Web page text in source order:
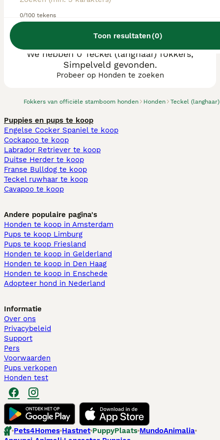
0/100 tekens
Toon resultaten(0)
Fokkers van officiële stamboom honden Honden Teckel (langhaar)
We hebben 0 Teckel (langhaar) fokkers,
Simpelveld gevonden.
Probeer op Honden te zoeken
Puppies en pups te koop
Engelse Cocker Spaniel te koop
Cockapoo te koop
Labrador Retriever te koop
Duitse Herder te koop
Franse Bulldog te koop
Teckel ruwhaar te koop
Cavapoo te koop
Andere populaire pagina's
Honden te koop in Amsterdam
Pups te koop Limburg​
Pups te koop Friesland​
Honden te koop in Gelderland
Honden te koop in Den Haag
Honden te koop in Enschede
Adopteer hond in Nederland
Informatie
Over ons
Privacybeleid
Support
Pers
Voorwaarden
Pups verkopen
Honden test
Pets4Homes Hastnet PuppyPlaats MundoAnimalia